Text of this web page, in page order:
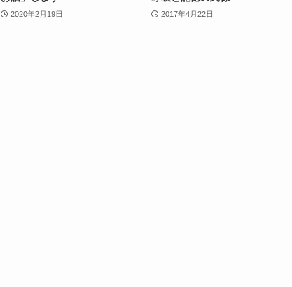
2020年2月19日 2017年4月22日